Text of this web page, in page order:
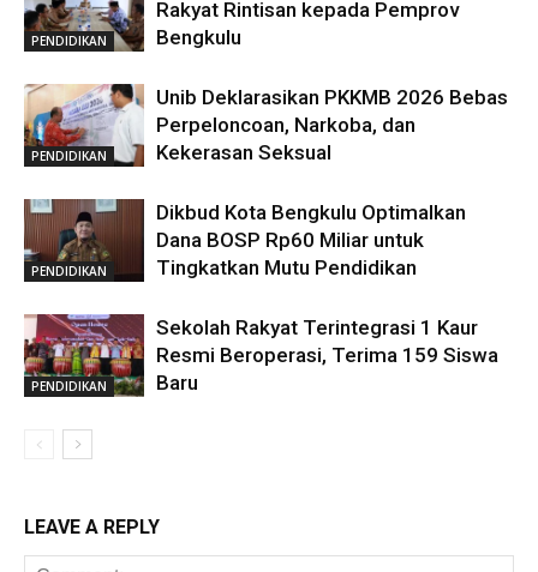
PENDIDIKAN
Rakyat Rintisan kepada Pemprov
Bengkulu
PENDIDIKAN
Unib Deklarasikan PKKMB 2026 Bebas
Perpeloncoan, Narkoba, dan
Kekerasan Seksual
PENDIDIKAN
Dikbud Kota Bengkulu Optimalkan
Dana BOSP Rp60 Miliar untuk
Tingkatkan Mutu Pendidikan
PENDIDIKAN
Sekolah Rakyat Terintegrasi 1 Kaur
Resmi Beroperasi, Terima 159 Siswa
Baru
LEAVE A REPLY